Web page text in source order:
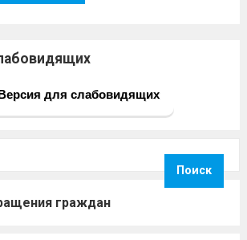
для слабовидящих
граждан